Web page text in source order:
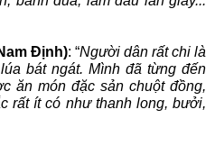
Định): “Người dân rất chi là
bát ngát. Mình đã từng đến
ăn món đặc sản chuột đồng,
rất ít có như thanh long, bưởi,